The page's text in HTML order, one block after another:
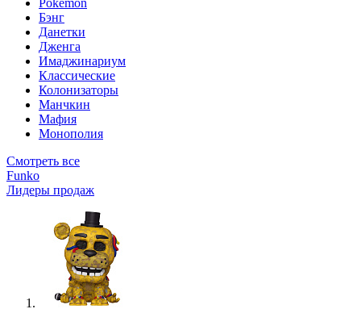
Pokemon
Бэнг
Данетки
Дженга
Имаджинариум
Классические
Колонизаторы
Манчкин
Мафия
Монополия
Смотреть все
Funko
Лидеры продаж